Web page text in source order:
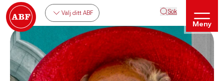
Välj ditt ABF Sök
Meny